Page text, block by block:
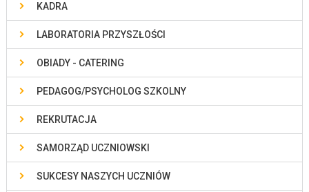
KADRA
LABORATORIA PRZYSZŁOŚCI
OBIADY - CATERING
PEDAGOG/PSYCHOLOG SZKOLNY
REKRUTACJA
SAMORZĄD UCZNIOWSKI
SUKCESY NASZYCH UCZNIÓW